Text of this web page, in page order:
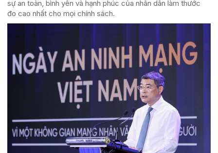
sự an toàn, bình yên và hạnh phúc của nhân dân làm thước
đo cao nhất cho mọi chính sách.